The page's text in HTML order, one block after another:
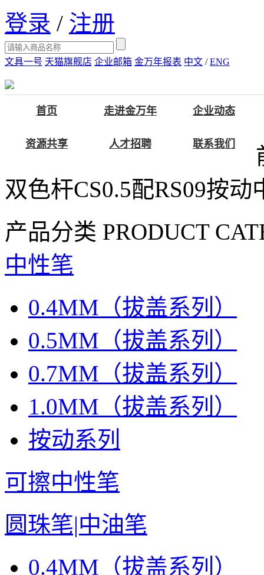
登录 / 注册
文具一号 天猫旗舰店 企业邮箱 金万年报表 中文 / ENG
首页 走进金万年 企业动态
资源共享 人才招聘 联系我们
双色杆CS0.5配RS09按动
产品分类 PRODUCT
中性笔
0.4MM（拔盖系列）
0.5MM（拔盖系列）
0.7MM（拔盖系列）
1.0MM（拔盖系列）
按动系列
可擦中性笔
圆珠笔|中油笔
0.4MM（拔盖系列）